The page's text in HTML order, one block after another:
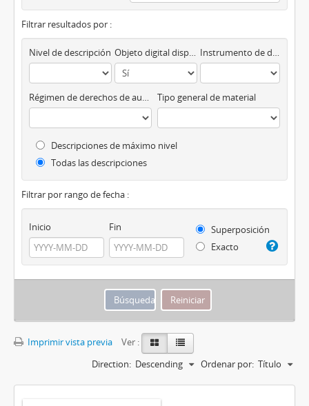
Filtrar resultados por :
Nivel de descripción Objeto digital disponibles Instrumento de descripción
Régimen de derechos de autor Tipo general de material
Descripciones de máximo nivel
Todas las descripciones
Filtrar por rango de fecha :
Inicio Fin
Superposición
Exacto
Imprimir vista previa
Ver :
Ordenar por: Título
Direction: Descending